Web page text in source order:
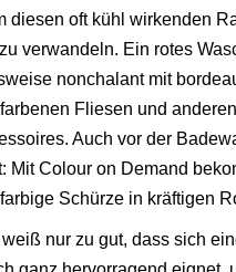
diesen oft kühl wirkenden
verwandeln. Ein rotes
nonchalant mit
Fliesen und anderen
Auch vor der
Mit Colour on Demand
Schürze in kräftigen
nur zu gut, dass sich